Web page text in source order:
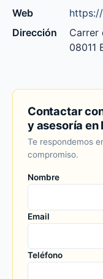
Web
Dirección
Carrer
08011
Contactar
y asesoría en
Te respondemos
compromiso.
Nombre
Email
Teléfono